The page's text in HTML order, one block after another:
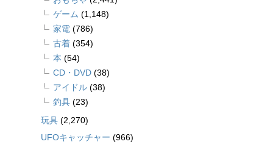
ゲーム (1,148)
家電 (786)
古着 (354)
本 (54)
CD・DVD (38)
アイドル (38)
釣具 (23)
玩具 (2,270)
UFOキャッチャー (966)